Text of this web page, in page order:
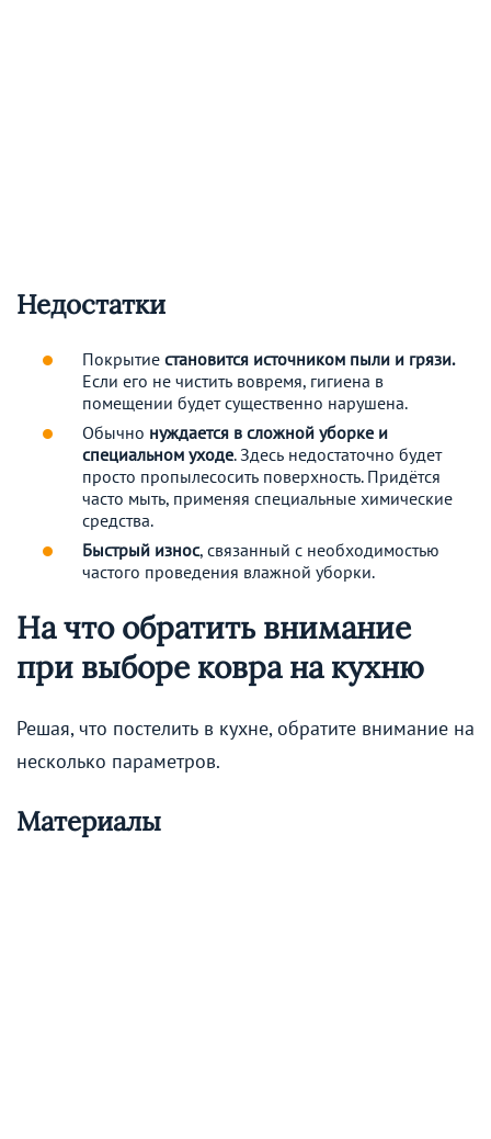
Недостатки
Покрытие становится источником пыли и грязи.
Если его не чистить вовремя, гигиена в
помещении будет существенно нарушена.
Обычно нуждается в сложной уборке и
специальном уходе. Здесь недостаточно будет
просто пропылесосить поверхность. Придётся
часто мыть, применяя специальные химические
средства.
Быстрый износ, связанный с необходимостью
частого проведения влажной уборки.
На что обратить внимание
при выборе ковра на кухню
Решая, что постелить в кухне, обратите внимание на
несколько параметров.
Материалы